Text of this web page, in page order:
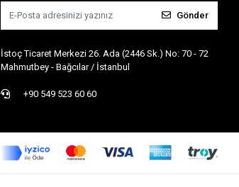
Gönder
İstoç Ticaret Merkezi 26. Ada (2446 Sk.) No: 70 - 72
Mahmutbey - Bağcılar / İstanbul
+90 549 523 60 60